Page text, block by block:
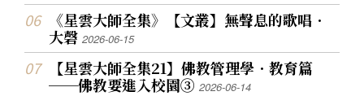
《星雲大師全集》【文叢】無聲息的歌唱．
大磬2026-06-15
【星雲大師全集21】佛教管理學．教育篇
──佛教要進入校園③2026-06-14